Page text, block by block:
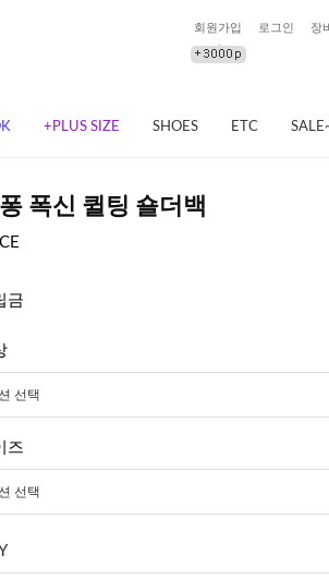
회원가입 로그인 장
+PLUS SIZE SHOES ETC
폭신 퀼팅 숄더백
금
즈